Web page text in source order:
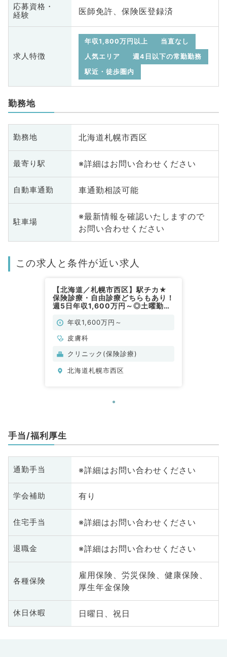
応募資格・
経験
医師免許、保険医登録済
求人特徴
年収1,800万円以上
当直なし
人気エリア
週4日以下の常勤勤務
駅近・徒歩圏内
勤務地
勤務地 北海道札幌市西区
最寄り駅 ※詳細はお問い合わせください
自動車通勤 車通勤相談可能
駐車場
※最新情報を確認いたしますので
お問い合わせください
この求人と条件が近い求人
【北海道／札幌市西区】駅チカ★
保険診療・自由診療どちらもあり！
週5日年収1,600万円～◎土曜勤務
勤）年収1,600万円～
皮膚科
クリニック(保険診療)
北海道札幌市西区
手当/福利厚生
通勤手当 ※詳細はお問い合わせください
学会補助 有り
住宅手当 ※詳細はお問い合わせください
退職金 ※詳細はお問い合わせください
各種保険
雇用保険、労災保険、健康保険、
厚生年金保険
休日休暇 日曜日、祝日